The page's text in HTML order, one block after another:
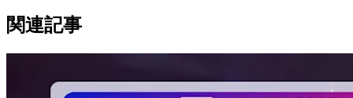
関連記事